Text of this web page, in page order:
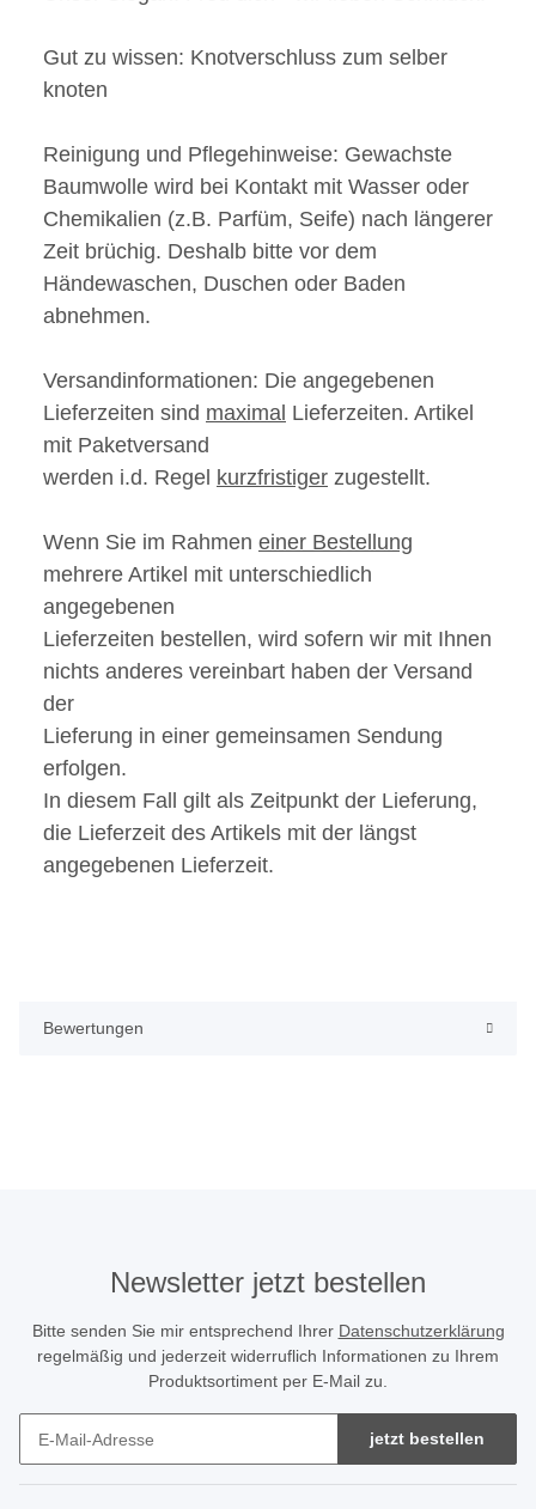
Gut zu wissen: Knotverschluss zum selber
knoten
Reinigung und Pflegehinweise: Gewachste
Baumwolle wird bei Kontakt mit Wasser oder
Chemikalien (z.B. Parfüm, Seife) nach längerer
Zeit brüchig. Deshalb bitte vor dem
Händewaschen, Duschen oder Baden
abnehmen.
Versandinformationen: Die angegebenen
Lieferzeiten sind maximal Lieferzeiten. Artikel
mit Paketversand
werden i.d. Regel kurzfristiger zugestellt.
Wenn Sie im Rahmen einer Bestellung
mehrere Artikel mit unterschiedlich
angegebenen
Lieferzeiten bestellen, wird sofern wir mit Ihnen
nichts anderes vereinbart haben der Versand
der
Lieferung in einer gemeinsamen Sendung
erfolgen.
In diesem Fall gilt als Zeitpunkt der Lieferung,
die Lieferzeit des Artikels mit der längst
angegebenen Lieferzeit.
Bewertungen
Newsletter jetzt bestellen
Bitte senden Sie mir entsprechend Ihrer Datenschutzerklärung
regelmäßig und jederzeit widerruflich Informationen zu Ihrem
Produktsortiment per E-Mail zu.
jetzt bestellen